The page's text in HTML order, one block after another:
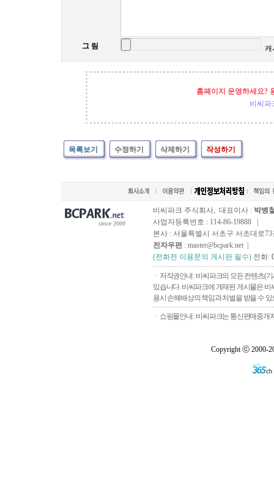
그 림 캐
홈페이지 운영하세요?
비씨파
목록보기 수정하기 삭제하기 작성하기
since 2000
비씨파크 주식회사, 대표이사 : 박병
사업자등록번호 : 114-86-19888 |
본사 : 서울특별시 서초구 서초대로73
전자우편 : master@bcpark.net |
(전화전 이용문의 게시판 필수) 전화:
ㆍ저작권안내 : 비씨파크의 모든 컨텐츠(
있습니다. 비씨파크에 게재된 게시물은
용시 손해배상의 책임과 처벌을 받을 수
ㆍ쇼핑몰안내 : 비씨파크는 통신판매중개
Copyright ⓒ 2000-